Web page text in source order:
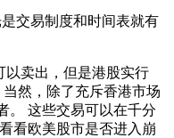
交易制度和时间表就有
以卖出，但是港股实行
然，除了充斥香港市场
。 这些交易可以在千分
看欧美股市是否进入崩